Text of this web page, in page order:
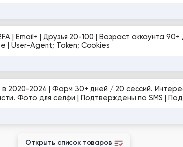
| Email+ | Друзья 20-100 | Возраст аккаунта 90+
| User-Agent; Token; Cookies
в 2020-2024 | Фарм 30+ дней / 20 сессий.
Фото для селфи | Подтверждены по SMS |
IP
Открыть список товаров